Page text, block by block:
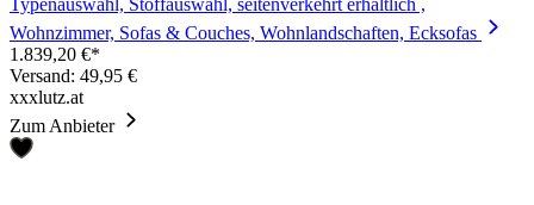
Typenauswahl, Stoffauswahl, seitenverkehrt erhältlich ,
Wohnzimmer, Sofas & Couches, Wohnlandschaften, Ecksofas
1.839,20 €*
Versand: 49,95 €
xxxlutz.at
Zum Anbieter